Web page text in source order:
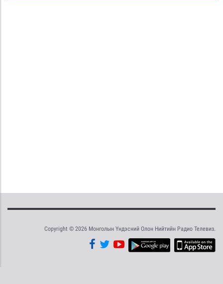
Copyright © 2026 Монголын Үндэсний Олон Нийтийн Радио Телевиз.